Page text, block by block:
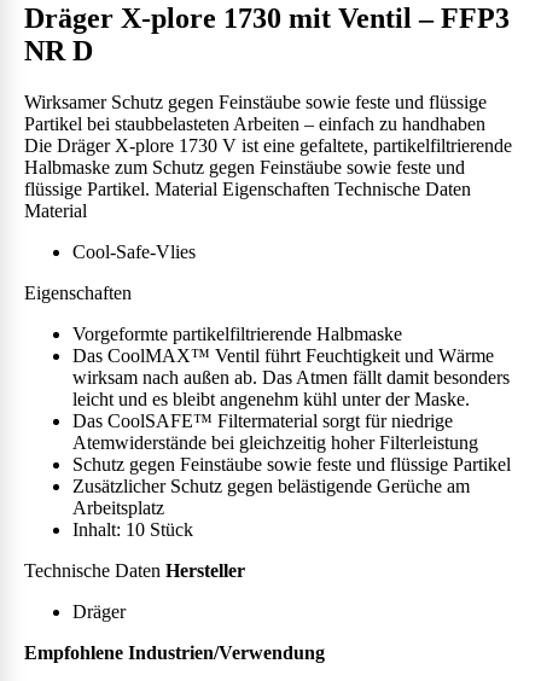
Dräger X-plore 1730 mit Ventil – FFP3
NR D
Wirksamer Schutz gegen Feinstäube sowie feste und flüssige
Partikel bei staubbelasteten Arbeiten – einfach zu handhaben
Die Dräger X-plore 1730 V ist eine gefaltete, partikelfiltrierende
Halbmaske zum Schutz gegen Feinstäube sowie feste und
flüssige Partikel. Material Eigenschaften Technische Daten
Material
Cool-Safe-Vlies
Eigenschaften
Vorgeformte partikelfiltrierende Halbmaske
Das CoolMAX™ Ventil führt Feuchtigkeit und Wärme
wirksam nach außen ab. Das Atmen fällt damit besonders
leicht und es bleibt angenehm kühl unter der Maske.
Das CoolSAFE™ Filtermaterial sorgt für niedrige
Atemwiderstände bei gleichzeitig hoher Filterleistung
Schutz gegen Feinstäube sowie feste und flüssige Partikel
Zusätzlicher Schutz gegen belästigende Gerüche am
Arbeitsplatz
Inhalt: 10 Stück
Technische Daten Hersteller
Dräger
Empfohlene Industrien/Verwendung